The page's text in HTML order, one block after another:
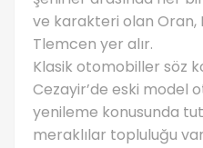
ve karakteri olan Oran,
Tlemcen yer alır.
Klasik otomobiller söz
Cezayir’de eski model
yenileme konusunda
meraklılar topluluğu